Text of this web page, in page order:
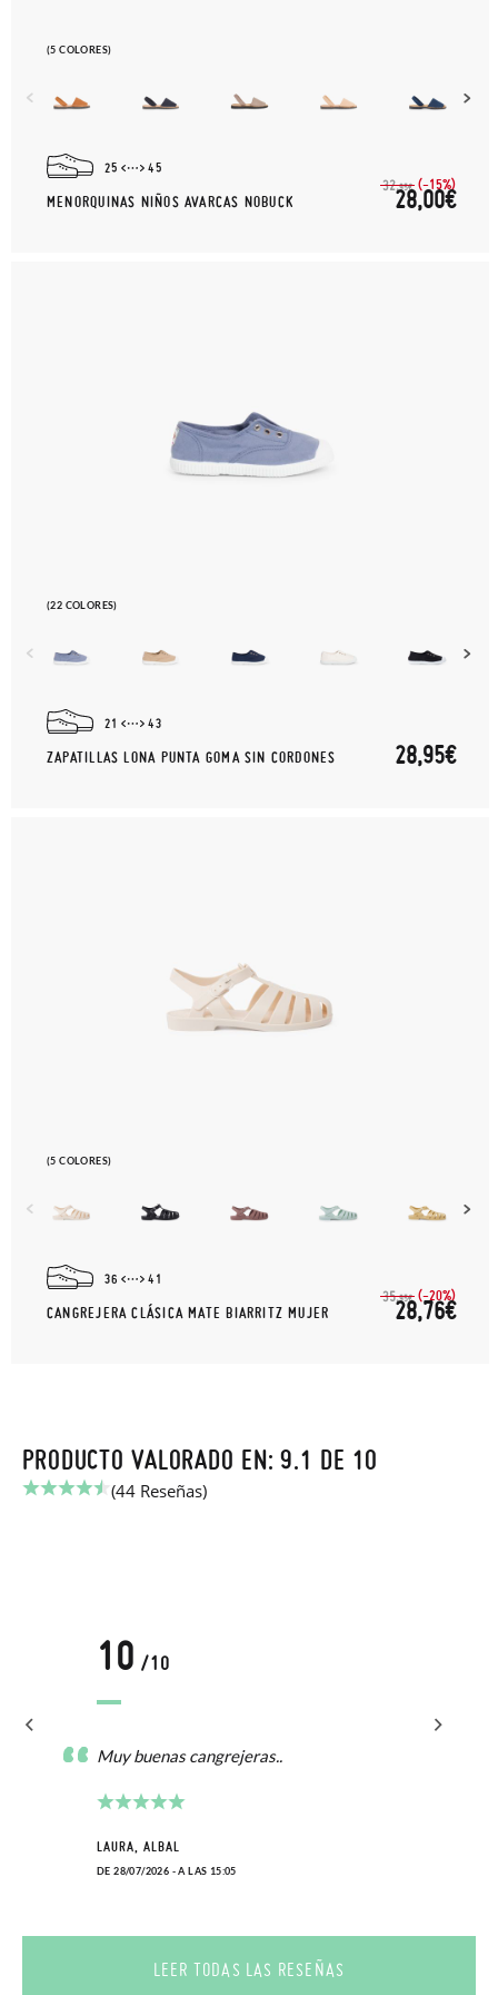
(5 COLORES)
25 45
MENORQUINAS NIÑOS AVARCAS NOBUCK
32,95€ (-15%)
28,00€
(22 COLORES)
21 43
ZAPATILLAS LONA PUNTA GOMA SIN CORDONES 28,95€
(5 COLORES)
36 41
CANGREJERA CLÁSICA MATE BIARRITZ MUJER
35,95€ (-20%)
28,76€
PRODUCTO VALORADO EN: 9.1 DE 10
(44 Reseñas)
10 /10
Muy buenas cangrejeras..
LAURA, ALBAL
DE 28/07/2026 - A LAS 15:05
LEER TODAS LAS RESEÑAS